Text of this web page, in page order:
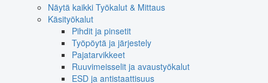
Näytä kaikki Työkalut & Mittaus
Käsityökalut
Pihdit ja pinsetit
Työpöytä ja järjestely
Pajatarvikkeet
Ruuvimeisselit ja avaustyökalut
ESD ja antistaattisuus